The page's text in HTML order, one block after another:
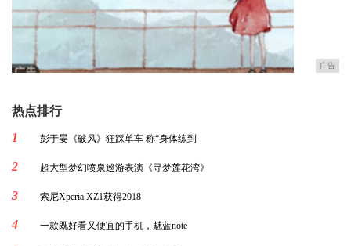
广告
热点排行
1
彭于晏《破风》狂踩单车 称“身体练到
2 超大型梦幻喷泉巡游表演《寻梦莲花湾》
3 索尼Xperia XZ1获得2018
4 一款既好看又便宜的手机，魅蓝note